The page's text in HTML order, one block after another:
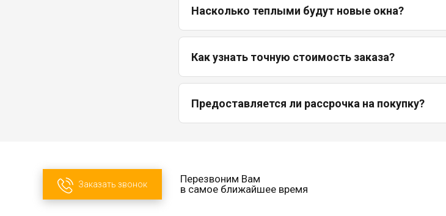
Насколько теплыми будут новые окна?
Как узнать точную стоимость заказа?
Предоставляется ли рассрочка на покупку?
Заказать звонок
Перезвоним Вам
в самое ближайшее время